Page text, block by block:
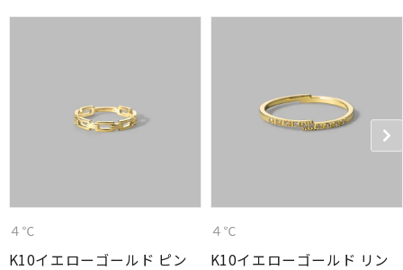
４℃
K10イエローゴールド ピン
４℃
K10イエローゴールド リン